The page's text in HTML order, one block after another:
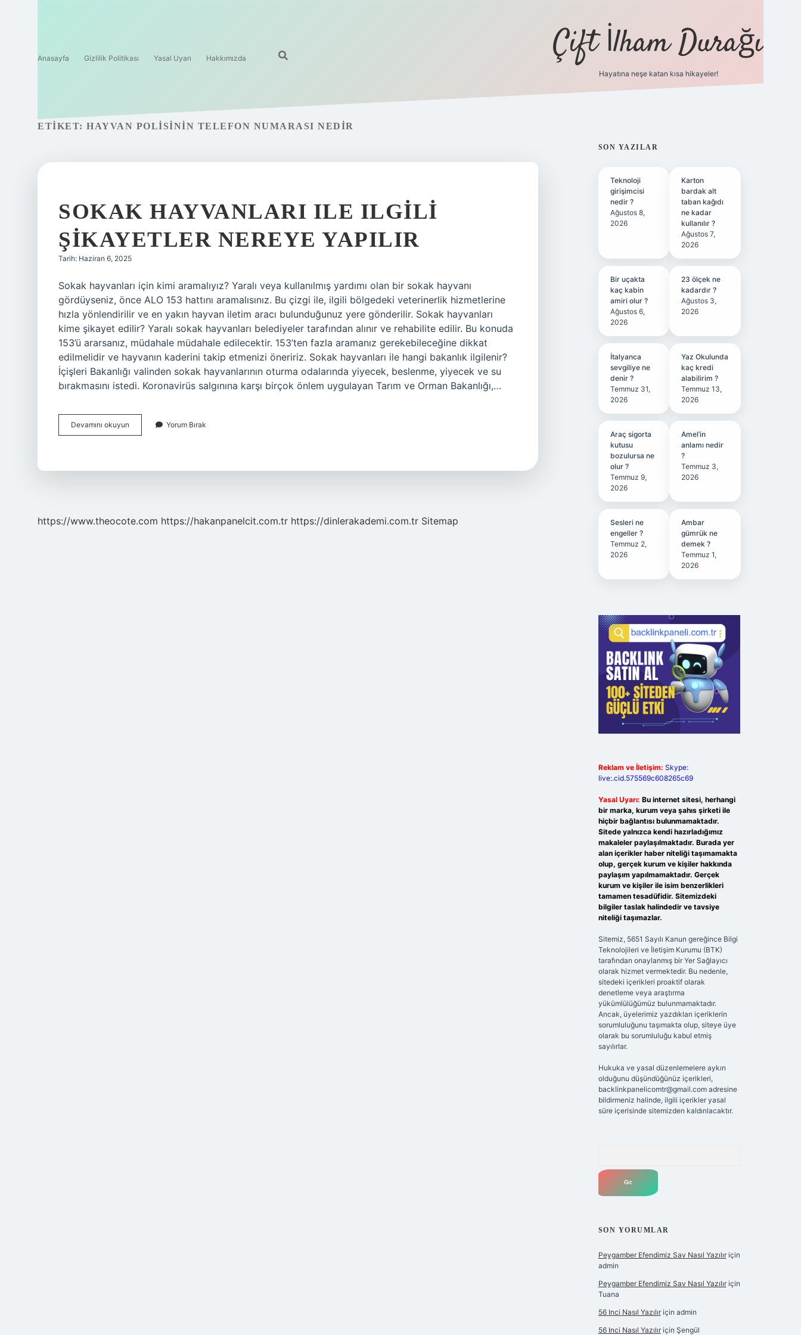
Anasayfa Gizlilik Politikası Yasal Uyarı Hakkımızda Çift İlham Durağı
Hayatına neşe katan kısa hikayeler!
ETIKET: HAYVAN POLISININ TELEFON NUMARASI NEDIR
SOKAK HAYVANLARI ILE ILGILI
ŞIKAYETLER NEREYE YAPILIR
Tarih: Haziran 6, 2025
Sokak hayvanları için kimi aramalıyız? Yaralı veya kullanılmış yardımı olan bir sokak hayvanı
gördüyseniz, önce ALO 153 hattını aramalısınız. Bu çizgi ile, ilgili bölgedeki veterinerlik hizmetlerine
hızla yönlendirilir ve en yakın hayvan iletim aracı bulunduğunuz yere gönderilir. Sokak hayvanları
kime şikayet edilir? Yaralı sokak hayvanları belediyeler tarafından alınır ve rehabilite edilir. Bu konuda
153’ü ararsanız, müdahale müdahale edilecektir. 153’ten fazla aramanız gerekebileceğine dikkat
edilmelidir ve hayvanın kaderini takip etmenizi öneririz. Sokak hayvanları ile hangi bakanlık ilgilenir?
İçişleri Bakanlığı valinden sokak hayvanlarının oturma odalarında yiyecek, beslenme, yiyecek ve su
bırakmasını istedi. Koronavirüs salgınına karşı birçok önlem uygulayan Tarım ve Orman Bakanlığı,…
Devamını okuyun
Hayvanları
Yorum Bırak
https://www.theocote.com https://hakanpanelcit.com.tr https://dinlerakademi.com.tr Sitemap
SIDEBAR
SON YAZILAR
Teknoloji
girişimcisi
nedir ?
Ağustos 8,
2026
Karton
bardak alt
taban kağıdı
ne kadar
kullanılır ?
Ağustos 7,
2026
Bir uçakta
kaç kabin
amiri olur ?
Ağustos 6,
2026
23 ölçek ne
kadardır ?
Ağustos 3,
2026
İtalyanca
sevgiliye ne
denir ?
Temmuz 31,
2026
Yaz Okulunda
kaç kredi
alabilirim ?
Temmuz 13,
2026
Araç sigorta
kutusu
bozulursa ne
olur ?
Temmuz 9,
2026
Amel’in
anlamı nedir
?
Temmuz 3,
2026
Sesleri ne
engeller ?
Temmuz 2,
2026
Ambar
gümrük ne
demek ?
Temmuz 1,
2026
Reklam ve İletişim: Skype:
live:.cid.575569c608265c69
Yasal Uyarı: Bu internet sitesi, herhangi
bir marka, kurum veya şahıs şirketi ile
hiçbir bağlantısı bulunmamaktadır.
Sitede yalnızca kendi hazırladığımız
makaleler paylaşılmaktadır. Burada yer
alan içerikler haber niteliği taşımamakta
olup, gerçek kurum ve kişiler hakkında
paylaşım yapılmamaktadır. Gerçek
kurum ve kişiler ile isim benzerlikleri
tamamen tesadüfidir. Sitemizdeki
bilgiler taslak halindedir ve tavsiye
niteliği taşımazlar.
Sitemiz, 5651 Sayılı Kanun gereğince Bilgi
Teknolojileri ve İletişim Kurumu (BTK)
tarafından onaylanmış bir Yer Sağlayıcı
olarak hizmet vermektedir. Bu nedenle,
sitedeki içerikleri proaktif olarak
denetleme veya araştırma
yükümlülüğümüz bulunmamaktadır.
Ancak, üyelerimiz yazdıkları içeriklerin
sorumluluğunu taşımakta olup, siteye üye
olarak bu sorumluluğu kabul etmiş
sayılırlar.
Hukuka ve yasal düzenlemelere aykırı
olduğunu düşündüğünüz içerikleri,
backlinkpanelicomtr@gmail.comadresine
bildirmeniz halinde, ilgili içerikler yasal
süre içerisinde sitemizden kaldırılacaktır.
SON YORUMLAR
Peygamber Efendimiz Sav Nasıl Yazılıriçin
admin
Peygamber Efendimiz Sav Nasıl Yazılıriçin
Tuana
56 Inci Nasıl Yazılıriçin admin
56 Inci Nasıl Yazılıriçin Şengül